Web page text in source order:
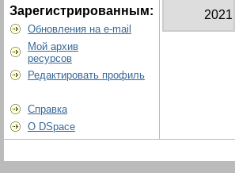
Зарегистрированным:
Обновления на e-mail
Мой архив
ресурсов
Редактировать профиль
Справка
О DSpace
2021